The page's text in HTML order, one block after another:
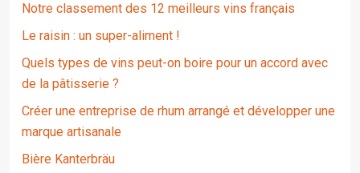
Notre classement des 12 meilleurs vins français
Le raisin : un super-aliment !
Quels types de vins peut-on boire pour un accord avec
de la pâtisserie ?
Créer une entreprise de rhum arrangé et développer une
marque artisanale
Bière Kanterbräu